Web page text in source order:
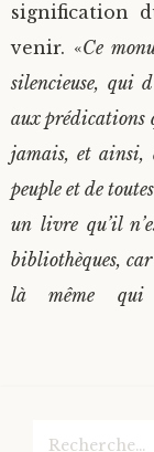
signification
venir. «Ce
silencieuse, qui
aux prédications
jamais, et ainsi,
peuple et de
un livre qu’il
bibliothèques,
là même qui